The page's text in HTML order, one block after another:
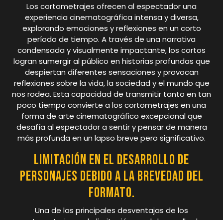
Los cortometrajes ofrecen al espectador una
experiencia cinematográfica intensa y diversa,
explorando emociones y reflexiones en un corto
período de tiempo. A través de una narrativa
condensada y visualmente impactante, los cortos
logran sumergir al público en historias profundas que
despiertan diferentes sensaciones y provocan
reflexiones sobre la vida, la sociedad y el mundo que
nos rodea. Esta capacidad de transmitir tanto en tan
poco tiempo convierte a los cortometrajes en una
forma de arte cinematográfico excepcional que
desafía al espectador a sentir y pensar de manera
más profunda en un lapso breve pero significativo.
Limitación en el desarrollo de
personajes debido a la brevedad del
formato.
Una de las principales desventajas de los